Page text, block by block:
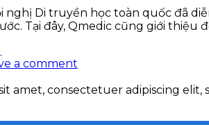
nghị Di truyền học toàn quốc đã
Tại đây, Qmedic cũng giới thiệu
a comment
amet, consectetuer adipiscing